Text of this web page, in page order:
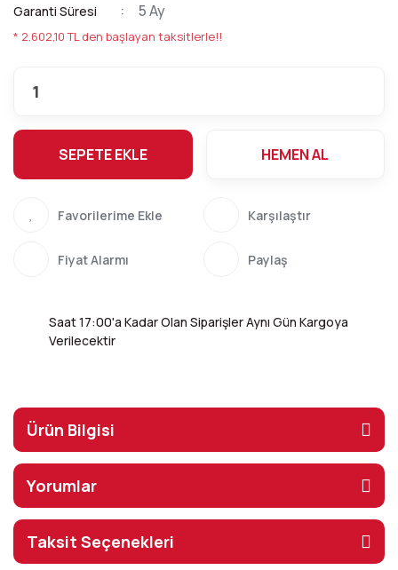
Garanti Süresi 5 Ay
* 2.602,10 TL den başlayan taksitlerle!!
SEPETE EKLE HEMEN AL
Karşılaştır
Fiyat Alarmı Paylaş
Saat 17:00'a Kadar Olan Siparişler Aynı Gün Kargoya
Verilecektir
Ürün Bilgisi
Yorumlar
Taksit Seçenekleri